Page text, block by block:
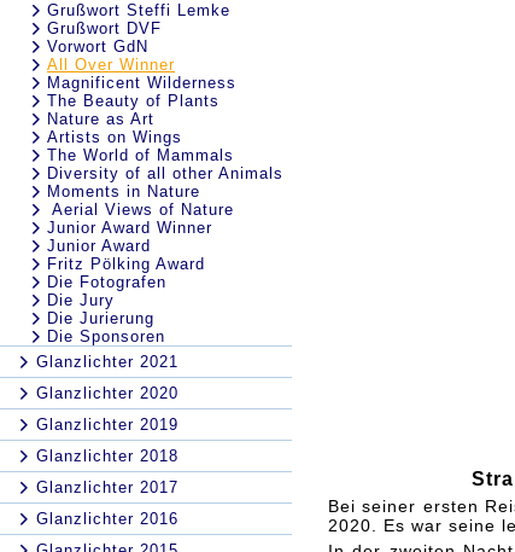
Grußwort Steffi Lemke
Grußwort DVF
Vorwort GdN
All Over Winner
Magnificent Wilderness
The Beauty of Plants
Nature as Art
Artists on Wings
The World of Mammals
Diversity of all other Animals
Moments in Nature
Aerial Views of Nature
Junior Award Winner
Junior Award
Fritz Pölking Award
Die Fotografen
Die Jury
Die Jurierung
Die Sponsoren
Glanzlichter 2021
Glanzlichter 2020
Glanzlichter 2019
Glanzlichter 2018
Glanzlichter 2017
Glanzlichter 2016
Bei seiner ersten
2020. Es war seine